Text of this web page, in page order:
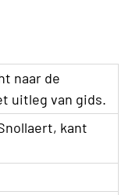
naar de
uitleg van gids.
kant